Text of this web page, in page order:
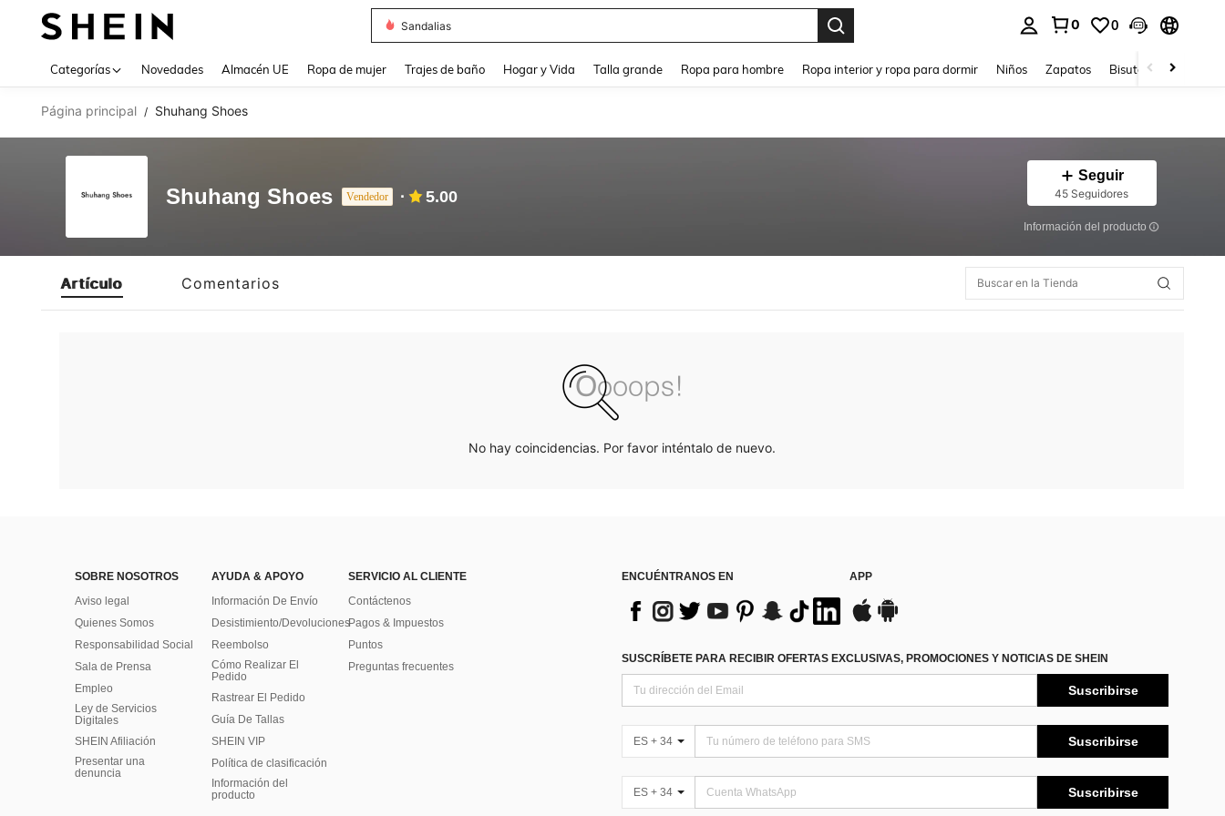
Sandalias
0 0
Categorías Novedades Almacén UE Ropa de mujer Trajes de baño Hogar y Vida Talla grande Ropa para hombre Ropa interior y ropa para dormir Niños Zapatos Bisutería Y
Página principal / Shuhang Shoes
Shuhang Shoes Vendedor 5.00
Seguir
45 Seguidores
Información del producto
Artículo Comentarios
No hay coincidencias. Por favor inténtalo de nuevo.
SOBRE NOSOTROS
Aviso legal
Quienes Somos
Responsabilidad Social
Sala de Prensa
Empleo
Ley de Servicios
Digitales
SHEIN Afiliación
Presentar una
denuncia
AYUDA & APOYO
Información De Envío
Desistimiento/Devoluciones
Reembolso
Cómo Realizar El
Pedido
Rastrear El Pedido
Guía De Tallas
SHEIN VIP
Política de clasificación
​Información del
producto
SERVICIO AL CLIENTE
Contáctenos
Pagos & Impuestos
Puntos
Preguntas frecuentes
ENCUÉNTRANOS EN APP
SUSCRÍBETE PARA RECIBIR OFERTAS EXCLUSIVAS, PROMOCIONES Y NOTICIAS DE SHEIN
Suscribirse
ES + 34 Suscribirse
ES + 34 Suscribirse